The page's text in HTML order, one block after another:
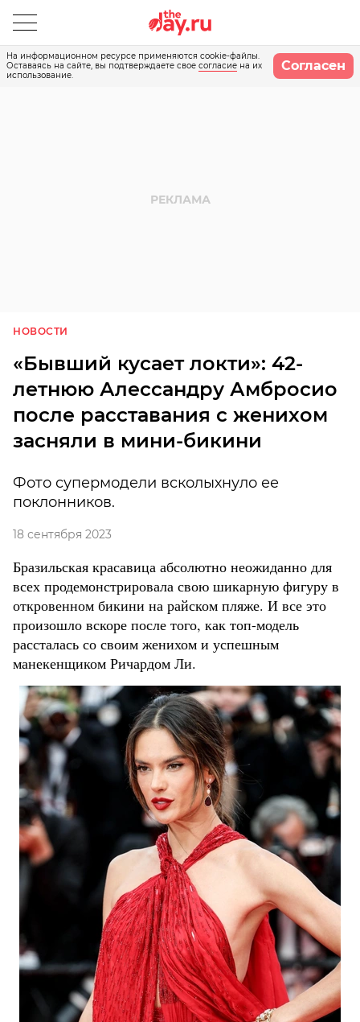
На информационном ресурсе применяются cookie-файлы.
Оставаясь на сайте, вы подтверждаете свое согласие на их
использование.
Согласен
НОВОСТИ
«Бывший кусает локти»: 42-
летнюю Алессандру Амбросио
после расставания с женихом
засняли в мини-бикини
Фото супермодели всколыхнуло ее
поклонников.
18 сентября 2023
Бразильская красавица абсолютно неожиданно для
всех продемонстрировала свою шикарную фигуру в
откровенном бикини на райском пляже. И все это
произошло вскоре после того, как топ-модель
рассталась со своим женихом и успешным
манекенщиком Ричардом Ли.